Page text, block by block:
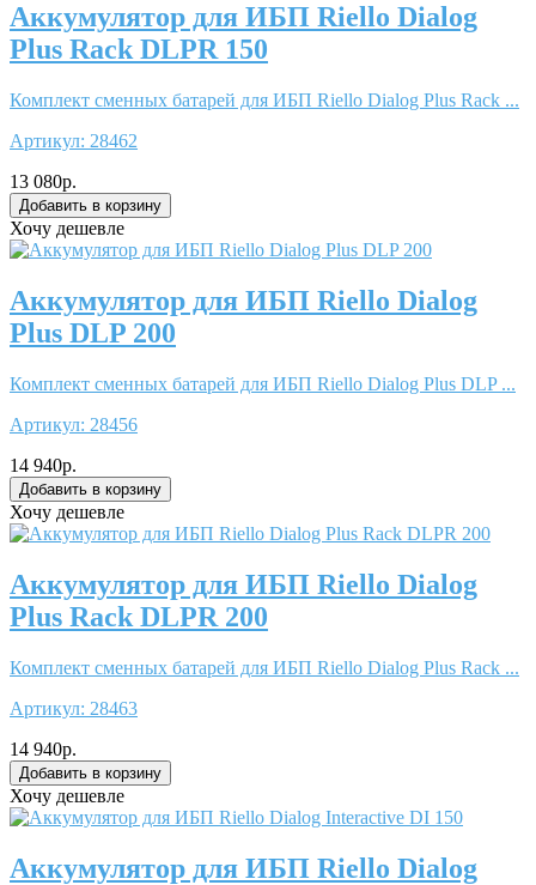
Аккумулятор для ИБП Riello Dialog
Plus Rack DLPR 150
Комплект сменных батарей для ИБП Riello Dialog Plus Rack ...
Артикул: 28462
13 080р.
Хочу дешевле
Аккумулятор для ИБП Riello Dialog
Plus DLP 200
Комплект сменных батарей для ИБП Riello Dialog Plus DLP ...
Артикул: 28456
14 940р.
Хочу дешевле
Аккумулятор для ИБП Riello Dialog
Plus Rack DLPR 200
Комплект сменных батарей для ИБП Riello Dialog Plus Rack ...
Артикул: 28463
14 940р.
Хочу дешевле
Аккумулятор для ИБП Riello Dialog